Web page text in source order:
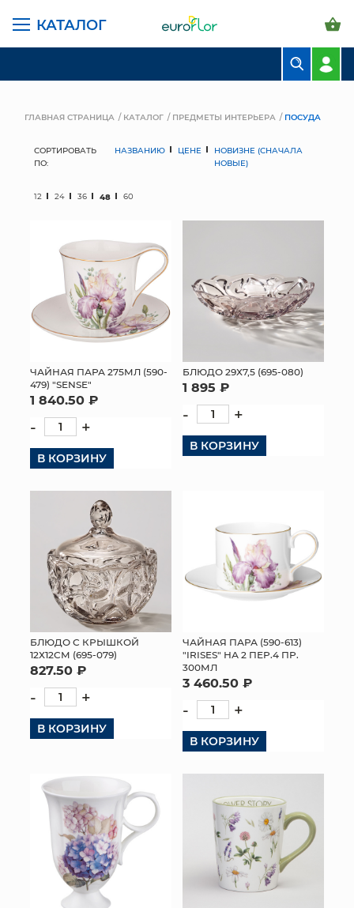
КАТАЛОГ
ГОРШКИ И КАШПО
ГРУНТЫ И УДОБРЕНИЯ
ПРЕДМЕТЫ ИНТЕРЬЕРА
МЯГКИЕ ИГРУШКИ
КОРЗИНЫ
ЯЩИКИ
ПАКЕТЫ И СУМКИ
ПОДАРОЧНЫЕ КАРТЫ
ТОРГОВЫЙ ЦЕНТР
ОПТОВЫМ КЛИЕНТАМ
КОНТАКТЫ
ГЛАВНАЯ СТРАНИЦА КАТАЛОГ ПРЕДМЕТЫ ИНТЕРЬЕРА ПОСУДА
СОРТИРОВАТЬ
ПО:
НАЗВАНИЮ ЦЕНЕ
НОВИЗНЕ (СНАЧАЛА
НОВЫЕ)
12 24 36 48 60
ЧАЙНАЯ ПАРА 275МЛ (590-
479) "SENSE"
1 840.50 ₽
- +
В КОРЗИНУ
БЛЮДО 29Х7,5 (695-080)
1 895 ₽
- +
В КОРЗИНУ
БЛЮДО С КРЫШКОЙ
12Х12СМ (695-079)
827.50 ₽
- +
В КОРЗИНУ
ЧАЙНАЯ ПАРА (590-613)
"IRISES" НА 2 ПЕР.4 ПР.
300МЛ
3 460.50 ₽
- +
В КОРЗИНУ